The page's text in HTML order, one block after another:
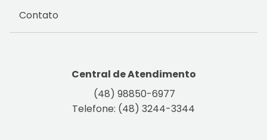
Contato
Central de Atendimento
(48) 98850-6977
Telefone: (48) 3244-3344